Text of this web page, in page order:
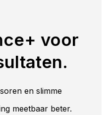
voor
en slimme
meetbaar beter.